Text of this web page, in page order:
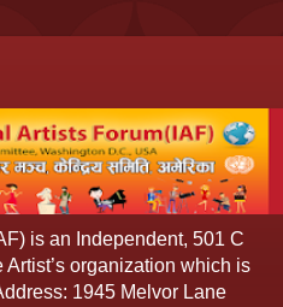
is an Independent, 501 C
organization which is
1945 Melvor Lane